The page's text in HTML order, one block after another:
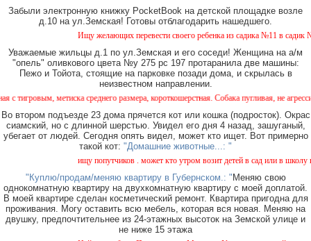
Забыли электронную книжку PocketBook на детской площадке возле
д.10 на ул.Земская! Готовы отблагодарить нашедшего.
Ищу желающих перевести своего ребенка из садика №11 в садик № 26.
Уважаемые жильцы д.1 по ул.Земская и его соседи! Женщина на а/м
"опель" оливкового цвета №у 275 рс 197 протаранила две машины:
Пежо и Тойота, стоящие на парковке позади дома, и скрылась в
неизвестном направлении.
среднего размера, короткошерстная. Собака пугливая, не агрессивная. Кто
Во втором подъезде 23 дома прячется кот или кошка (подросток). Окрас
сиамский, но с длинной шерстью. Увидел его дня 4 назад, зашуганый,
убегает от людей. Сегодня опять видел, может кто ищет. Вот примерно
такой кот: "Домашние животные...: "
ищу попутчиков . может кто утром возит детей в сад или в школу в
"Куплю/продам/меняю квартиру в Губернском.: " Меняю свою
однокомнатную квартиру на двухкомнатную квартиру с моей доплатой.
В моей квартире сделан косметический ремонт. Квартира пригодна для
проживания. Могу оставить всю мебель, которая вся новая. Меняю на
двушку, предпочтительнее из 24-этажных высоток на Земской улице и
не ниже 15 этажа